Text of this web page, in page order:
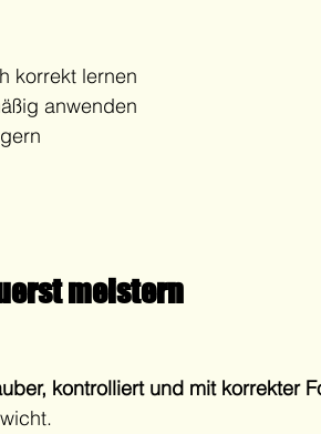
korrekt lernen
anwenden
meistern
kontrolliert und mit korrekter